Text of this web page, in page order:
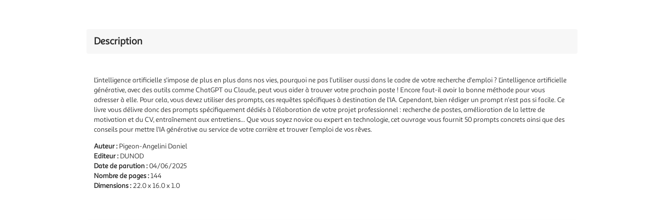
Description
L'intelligence artificielle s'impose de plus en plus dans nos vies, pour­quoi ne pas l'utiliser aussi dans le cadre de votre recherche d'emploi ? L'intelligence artificielle
générative, avec des outils comme ChatGPT ou Claude, peut vous aider à trouver votre prochain poste ! Encore faut-il avoir la bonne méthode pour vous
adresser à elle. Pour cela, vous devez utiliser des prompts, ces requêtes spécifiques à destination de l'IA. Cependant, bien rédiger un prompt n'est pas si facile. Ce
livre vous délivre donc des prompts spécifiquement dédiés à l'élaboration de votre projet professionnel : recherche de postes, amélioration de la lettre de
motivation et du CV, entraînement aux entretiens... Que vous soyez novice ou expert en technologie, cet ouvrage vous fournit 50 prompts concrets ainsi que des
conseils pour mettre l'IA générative au service de votre carrière et trouver l'emploi de vos rêves.
Auteur : Pigeon-Angelini Daniel
Editeur : DUNOD
Date de parution :04/06/2025
Nombre de pages :144
Dimensions :22.0 x 16.0 x 1.0